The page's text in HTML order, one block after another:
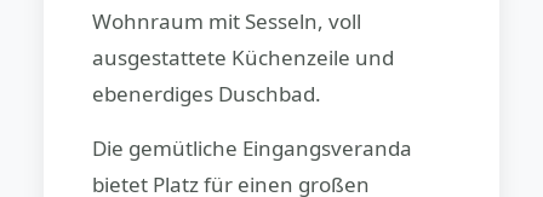
Wohnraum mit Sesseln, voll
ausgestattete Küchenzeile und
ebenerdiges Duschbad.
Die gemütliche Eingangsveranda
bietet Platz für einen großen